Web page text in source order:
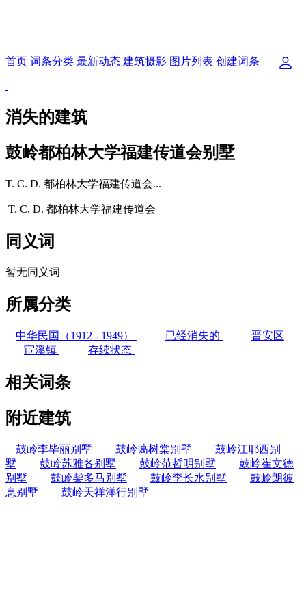
首页 词条分类 最新动态 建筑摄影 图片列表 创建词条
消失的建筑
鼓岭都柏林大学福建传道会别墅
T. C. D. 都柏林大学福建传道会...
T. C. D. 都柏林大学福建传道会
同义词
暂无同义词
所属分类
中华民国（1912 - 1949） 已经消失的
晋安区
宦溪镇
存续状态
相关词条
附近建筑
鼓岭李毕丽别墅 鼓岭蔼树棠别墅
鼓岭江耶西别
墅
鼓岭苏雅各别墅 鼓岭范哲明别墅
鼓岭崔文德
别墅
鼓岭柴多马别墅 鼓岭李长水别墅
鼓岭朗彼
息别墅
鼓岭天祥洋行别墅